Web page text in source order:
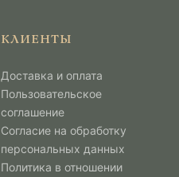
КЛИЕНТЫ
Доставка и оплата
Пользовательское
соглашение
Согласие на обработку
персональных данных
Политика в отношении